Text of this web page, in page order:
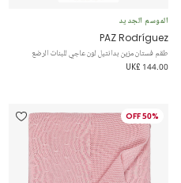
الموسم الجديد
PAZ Rodríguez
طقم فستان مزين بدانتيل لون عاجي للبنات الرضع
UK£ 144.00
50% OFF